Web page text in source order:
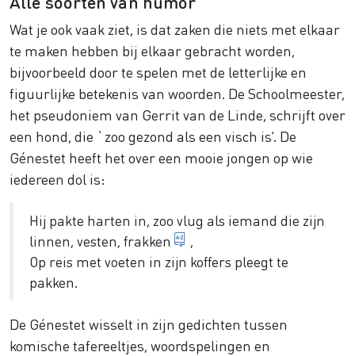
Wat je ook vaak ziet, is dat zaken die niets met elkaar
te maken hebben bij elkaar gebracht worden,
bijvoorbeeld door te spelen met de letterlijke en
figuurlijke betekenis van woorden. De Schoolmeester,
het pseudoniem van Gerrit van de Linde, schrijft over
een hond, die `zoo gezond als een visch is’. De
Génestet heeft het over een mooie jongen op wie
iedereen dol is:
Hij pakte harten in, zoo vlug als iemand die zijn
linnen, vesten, frakken
,
Op reis met voeten in zijn koffers pleegt te
pakken.
De Génestet wisselt in zijn gedichten tussen
komische tafereeltjes, woordspelingen en